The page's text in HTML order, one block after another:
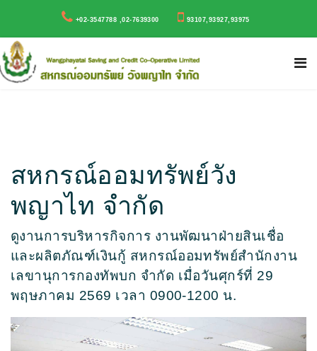
+02-3547788 ,02-7639300 93107,93927,93975
สหกรณ์ออมทรัพย์วัง
พญาไท จำกัด
ดูงานการบริหารกิจการ งานพัฒนาฝ่ายสินเชื่อ
และผลิตภัณฑ์เงินกู้ สหกรณ์ออมทรัพย์สำนักงาน
เลขานุการกองทัพบก จำกัด เมื่อวันศุกร์ที่ 29
พฤษภาคม 2569 เวลา 0900-1200 น.